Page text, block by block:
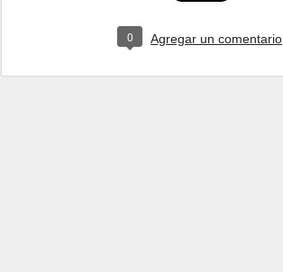
0 Agregar un comentario